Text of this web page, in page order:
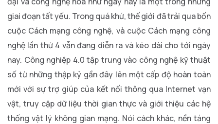
giai đoạn tất yếu. Trong quá khứ, thế giới đã trải qua bốn
cuộc Cách mạng công nghệ, và cuộc Cách mạng công
nghệ lần thứ 4 vẫn đang diễn ra và kéo dài cho tới ngày
nay. Công nghiệp 4.0 tập trung vào công nghệ kỹ thuật
số từ những thập kỷ gần đây lên một cấp độ hoàn toàn
mới với sự trợ giúp của kết nối thông qua Internet vạn
vật, truy cập dữ liệu thời gian thực và giới thiệu các hệ
thống vật lý không gian mạng. Nói cách khác, nền tảng